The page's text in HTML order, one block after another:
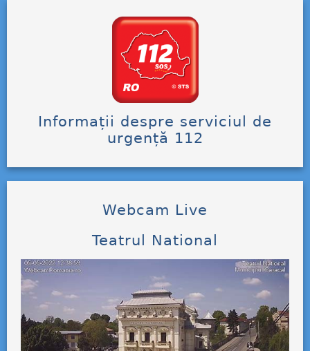
Informații despre serviciul de
urgență 112
Webcam Live
Teatrul National